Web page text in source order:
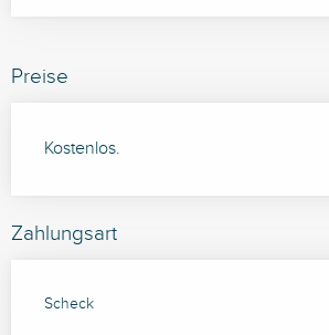
Preise
Kostenlos.
Zahlungsart
Scheck